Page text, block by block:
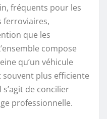
fréquents pour les
ferroviaires,
que les
compose
qu’un véhicule
plus efficiente
de concilier
professionnelle.